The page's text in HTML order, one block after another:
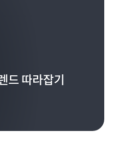
드 따라잡기